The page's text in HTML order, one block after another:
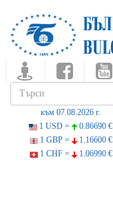
към 07.08.2026 г.
1 USD =
0.86690 €
1 GBP =
1.16600 €
1 CHF =
1.06990 €